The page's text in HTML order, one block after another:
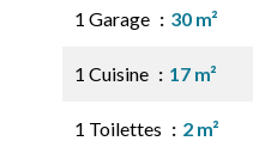
1 Garage 30 m²
1 Cuisine 17 m²
1 Toilettes 2 m²